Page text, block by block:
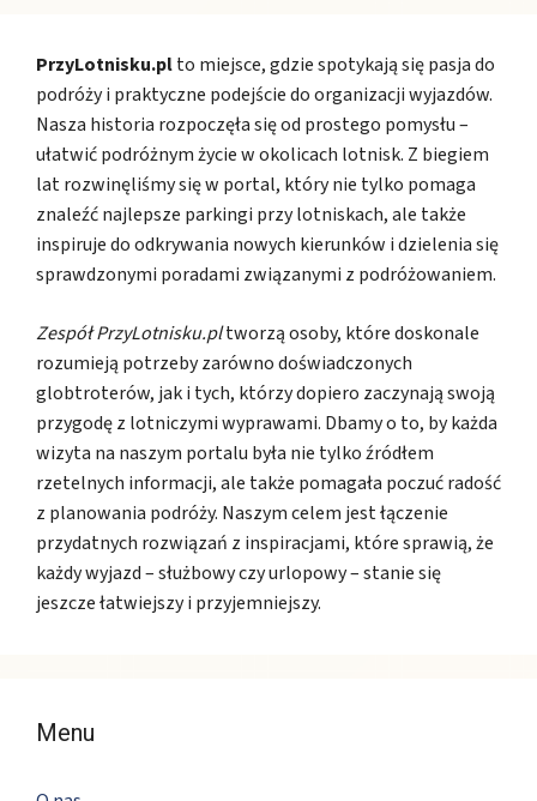
PrzyLotnisku.plto miejsce, gdzie spotykają się pasja do
podróży i praktyczne podejście do organizacji wyjazdów.
Nasza historia rozpoczęła się od prostego pomysłu –
ułatwić podróżnym życie w okolicach lotnisk. Z biegiem
lat rozwinęliśmy się w portal, który nie tylko pomaga
znaleźć najlepsze parkingi przy lotniskach, ale także
inspiruje do odkrywania nowych kierunków i dzielenia się
sprawdzonymi poradami związanymi z podróżowaniem.
Zespół PrzyLotnisku.pltworzą osoby, które doskonale
rozumieją potrzeby zarówno doświadczonych
globtroterów, jak i tych, którzy dopiero zaczynają swoją
przygodę z lotniczymi wyprawami. Dbamy o to, by każda
wizyta na naszym portalu była nie tylko źródłem
rzetelnych informacji, ale także pomagała poczuć radość
z planowania podróży. Naszym celem jest łączenie
przydatnych rozwiązań z inspiracjami, które sprawią, że
każdy wyjazd – służbowy czy urlopowy – stanie się
jeszcze łatwiejszy i przyjemniejszy.
Menu